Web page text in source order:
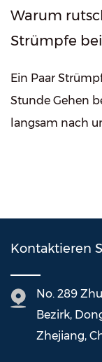
Warum
Strümpfe
Ein Paar Strümpfe
Stunde Gehen
langsam nach
Kontaktieren
No. 289
Bezirk,
Zhejiang,